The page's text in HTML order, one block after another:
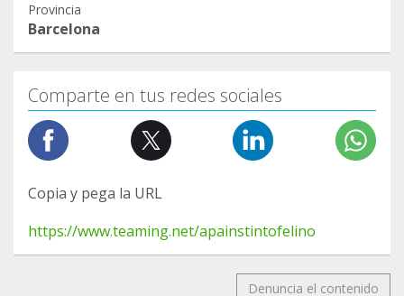
Provincia
Barcelona
Comparte en tus redes sociales
Copia y pega la URL
https://www.teaming.net/apainstintofelino
Denuncia el contenido